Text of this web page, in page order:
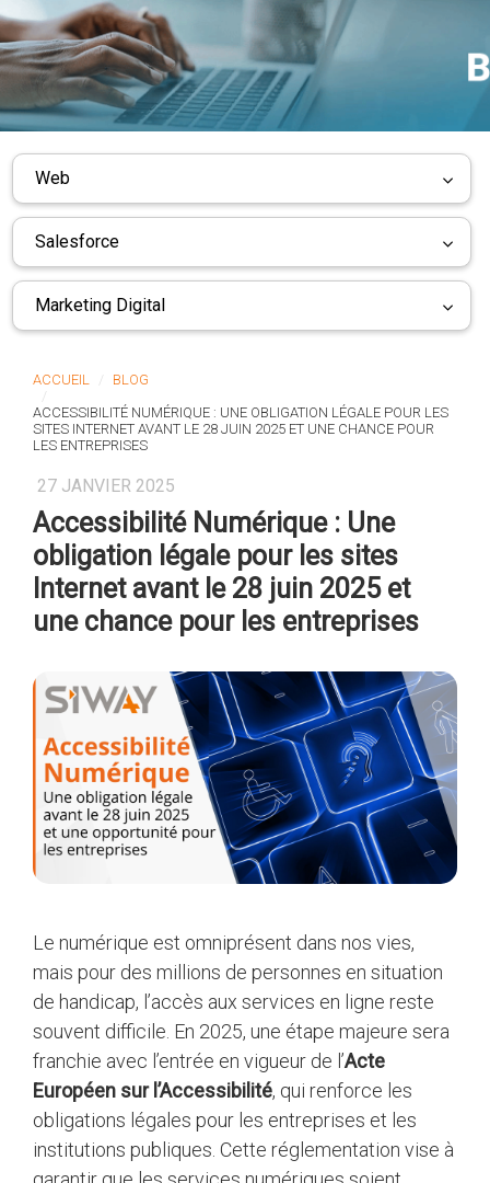
Web
Salesforce
Marketing Digital
ACCUEIL
BLOG
ACCESSIBILITÉ NUMÉRIQUE : UNE OBLIGATION LÉGALE POUR LES
SITES INTERNET AVANT LE 28 JUIN 2025 ET UNE CHANCE POUR
LES ENTREPRISES
27 JANVIER 2025
Accessibilité Numérique : Une
obligation légale pour les sites
Internet avant le 28 juin 2025 et
une chance pour les entreprises
Le numérique est omniprésent dans nos vies,
mais pour des millions de personnes en situation
de handicap, l’accès aux services en ligne reste
souvent difficile. En 2025, une étape majeure sera
franchie avec l’entrée en vigueur de l’Acte
Européen sur l’Accessibilité, qui renforce les
obligations légales pour les entreprises et les
institutions publiques. Cette réglementation vise à